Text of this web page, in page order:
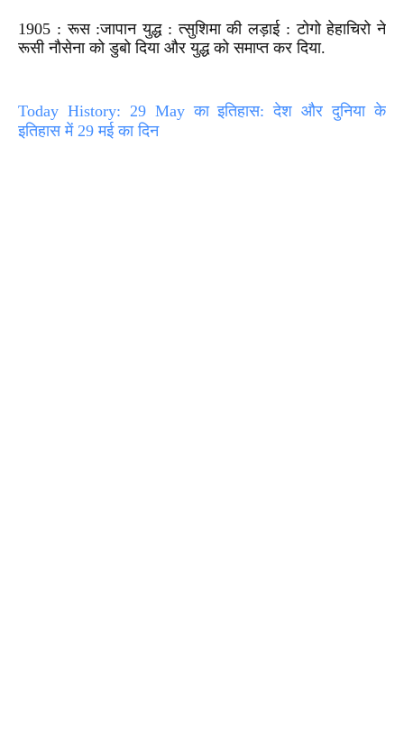
1905 : रूस :जापान युद्ध : त्सुशिमा की लड़ाई : टोगो हेहाचिरो ने
रूसी नौसेना को डुबो दिया और युद्ध को समाप्त कर दिया.
Today History: 29 May का इतिहास: देश और दुनिया के
इतिहास में 29 मई का दिन